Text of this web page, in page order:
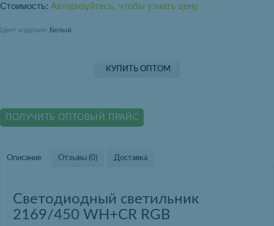
Стоимость: Авторизуйтесь, чтобы узнать цену
Цвет изделия: Белый
КУПИТЬ ОПТОМ
ПОЛУЧИТЬ ОПТОВЫЙ ПРАЙС
Описание Отзывы (0) Доставка
Светодиодный светильник
2169/450 WH+CR RGB